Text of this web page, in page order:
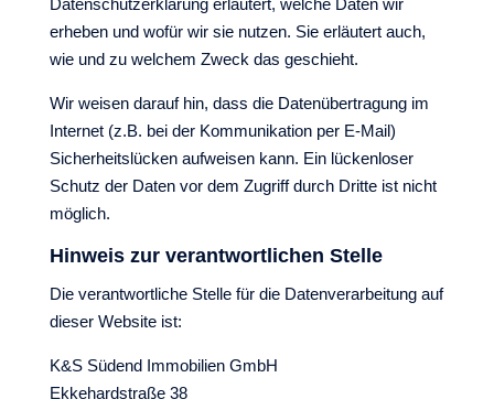
Datenschutzerklärung erläutert, welche Daten wir
erheben und wofür wir sie nutzen. Sie erläutert auch,
wie und zu welchem Zweck das geschieht.
Wir weisen darauf hin, dass die Datenübertragung im
Internet (z.B. bei der Kommunikation per E-Mail)
Sicherheitslücken aufweisen kann. Ein lückenloser
Schutz der Daten vor dem Zugriff durch Dritte ist nicht
möglich.
Hinweis zur verantwortlichen Stelle
Die verantwortliche Stelle für die Datenverarbeitung auf
dieser Website ist:
K&S Südend Immobilien GmbH
Ekkehardstraße 38